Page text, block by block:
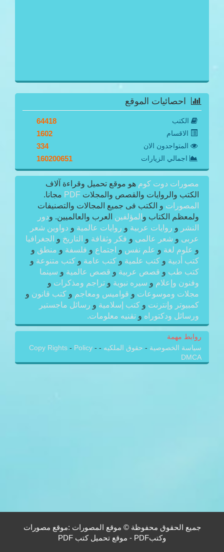
احصائيات الموقع
الكتب 64418
الاقسام 1602
المتواجدون الان 334
اجمالي الزيارات 160200651
مصورات دوت كوم هو موقع تحميل وقراءة آلاف
الكتب والروايات والقصص والمجلات PDF مجانا.
المصورات و الكتب فى جميع المجالات والتصنيفات
ولمعظم الكتاب و المؤلفين العرب والعالميين. ودور
النشر و روايات عربية و روايات عالمية و دواوين شعر
عربى و شعر عالمى و فكر وثقافة و التاريخ و الجغرافيا
و علوم لغة و علم نفس و اجتماع و فلسفة و منطق و
كتب أدبية و كتب علمية و كتب عامة و كتب متنوعة و
كتب طب و قصص عربية و قصص عالمية و سينما
وفنون وإعلام و سيره نبوية و تراجم ومذكرات و
مجلات وموسوعات و قواميس ومعاجم و كتب قانون و
كمبيوتر وإنترنت و كتب إسلامية و رسائل ماجستير
ورسائل ودكتوراه و تقنيه معلومات.
روابط مهمة
سياسة الخصوصية - حقوق الملكيه -
Copy Rights - Policy -
DMCA
جميع الحقوق محفوظة © موقع المصورات :موقع مصورات
وكتبPDF - موقع تحميل كتب PDF